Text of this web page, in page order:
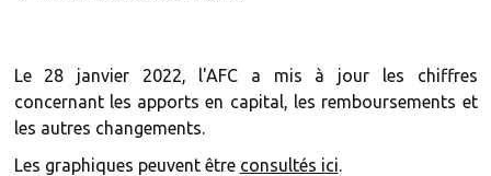
Le 28 janvier 2022, l'AFC a mis à jour les chiffres
concernant les apports en capital, les remboursements et
les autres changements.
Les graphiques peuvent être consultés ici.